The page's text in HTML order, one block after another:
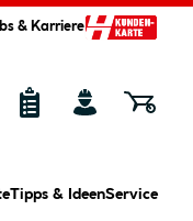
& Karriere
Tipps & IdeenService